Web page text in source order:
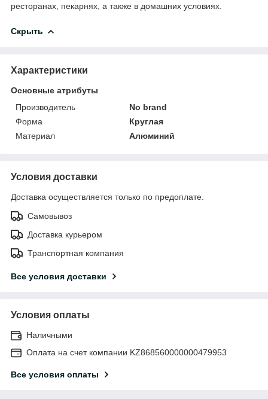
ресторанах, пекарнях, а также в домашних условиях.
Скрыть
Характеристики
Основные атрибуты
Производитель
No brand
Форма
Круглая
Материал
Алюминий
Условия доставки
Доставка осуществляется только по предоплате.
Самовывоз
Доставка курьером
Транспортная компания
Все условия доставки
Условия оплаты
Наличными
Оплата на счет компании KZ868560000000479953
Все условия оплаты